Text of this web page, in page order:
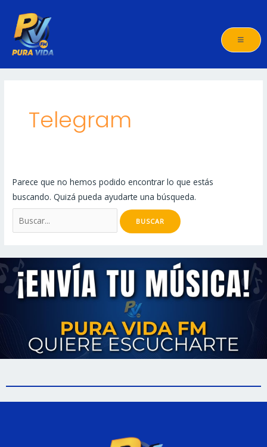
contenido
Telegram
Parece que no hemos podido encontrar lo que estás
buscando. Quizá pueda ayudarte una búsqueda.